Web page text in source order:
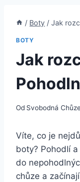
/ Boty / Jak
BOTY
Jak
Od Svobodná
Víte, co je
boty? ‌Pohodlí
do
⁤chůze a